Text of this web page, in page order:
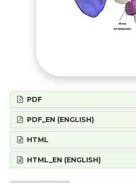
PDF
PDF_EN (ENGLISH)
HTML
HTML_EN (ENGLISH)